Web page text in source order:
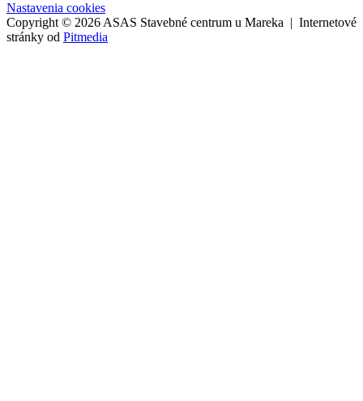
Nastavenia cookies
Copyright © 2026 ASAS Stavebné centrum u Mareka | Internetové
stránky od Pitmedia